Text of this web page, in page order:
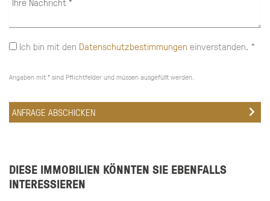
Ich bin mit den Datenschutzbestimmungen einverstanden. *
Angaben mit * sind Pflichtfelder und müssen ausgefüllt werden.
DIESE IMMOBILIEN KÖNNTEN SIE EBENFALLS
INTERESSIEREN